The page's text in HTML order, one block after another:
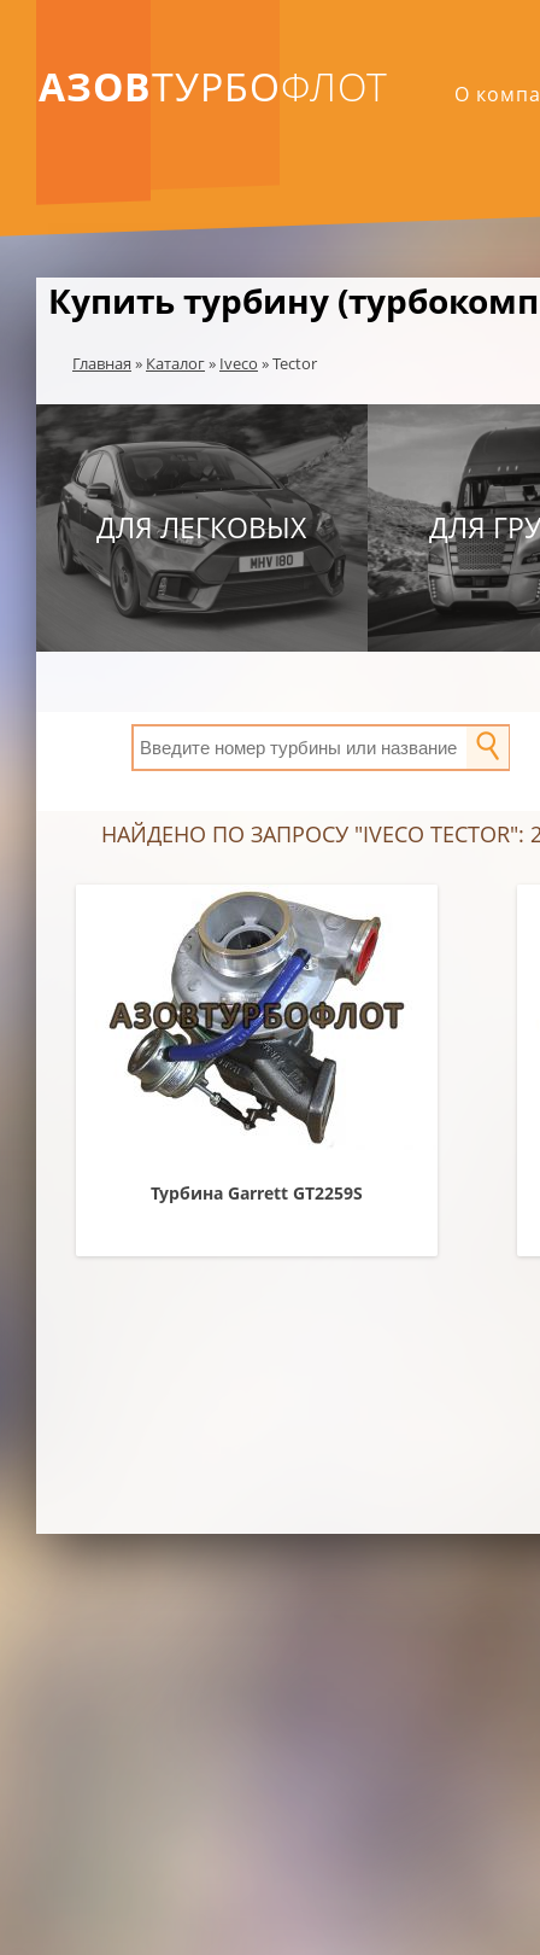
АЗОВТУРБОФЛОТ О
Купить турбину
Главная » Каталог» Iveco »Tector
ДЛЯ ЛЕГКОВЫХ ДЛЯ
НАЙДЕНО ПО ЗАПРОСУ "IVECO TECTOR":
Турбина Garrett GT2259S